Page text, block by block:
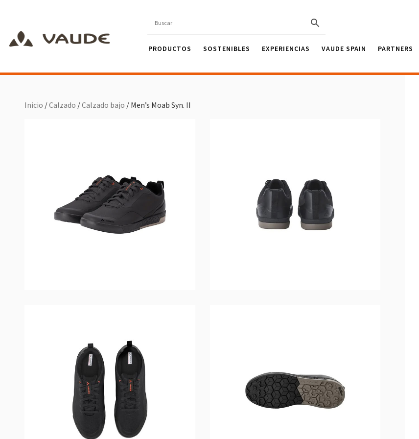
PRODUCTOS SOSTENIBLES EXPERIENCIAS VAUDE SPAIN PARTNERS
Inicio/Calzado/Calzado bajo/ Men’s Moab Syn. II